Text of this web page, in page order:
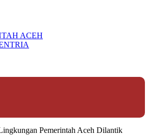
ACEH
Pemerintah Aceh Dilantik